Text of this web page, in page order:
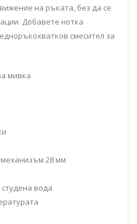
на ръката, без да се
Добавете нотка
смесител за
мивка
28 мм
вода